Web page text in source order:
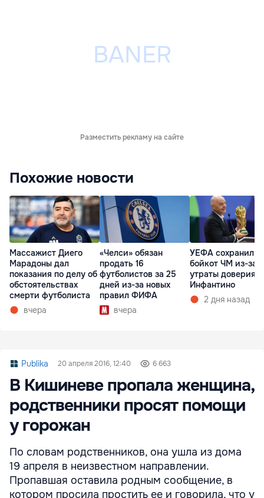
Разместить рекламу на сайте
Похожие новости
Массажист Диего
Марадоны дал
показания по делу об
обстоятельствах
смерти футболиста
вчера
«Челси» обязан
продать 16
футболистов за 25
дней из-за новых
правил ФИФА
вчера
УЕФА сохранил
бойкот ЧМ из-за
утраты доверия к
Инфантино
2 дня назад
Publika 20 апреля 2016, 12:40 6 663
В Кишиневе пропала женщина,
родственники просят помощи
у горожан
По словам родственников, она ушла из дома
19 апреля в неизвестном направлении.
Пропавшая оставила родным сообщение, в
котором просила простить ее и говорила, что у